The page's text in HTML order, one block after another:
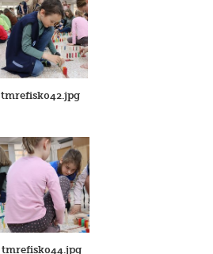
tmrefisk042.jpg
tmrefisk044.jpg